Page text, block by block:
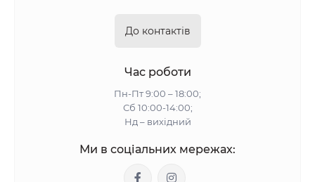
До контактів
Час роботи
Пн-Пт 9:00 – 18:00;
Сб 10:00-14:00;
Нд – вихідний
Ми в соціальних мережах: